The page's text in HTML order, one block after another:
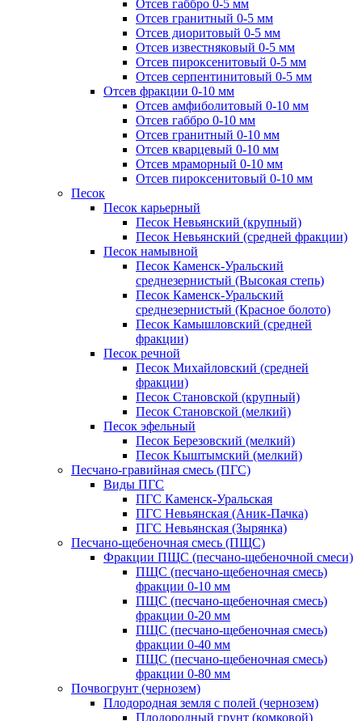
Отсев габбро 0-5 мм
Отсев гранитный 0-5 мм
Отсев диоритовый 0-5 мм
Отсев известняковый 0-5 мм
Отсев пироксенитовый 0-5 мм
Отсев серпентинитовый 0-5 мм
Отсев фракции 0-10 мм
Отсев амфиболитовый 0-10 мм
Отсев габбро 0-10 мм
Отсев гранитный 0-10 мм
Отсев кварцевый 0-10 мм
Отсев мраморный 0-10 мм
Отсев пироксенитовый 0-10 мм
Песок
Песок карьерный
Песок Невьянский (крупный)
Песок Невьянский (средней фракции)
Песок намывной
Песок Каменск-Уральский
среднезернистый (Высокая степь)
Песок Каменск-Уральский
среднезернистый (Красное болото)
Песок Камышловский (средней
фракции)
Песок речной
Песок Михайловский (средней
фракции)
Песок Становской (крупный)
Песок Становской (мелкий)
Песок эфельный
Песок Березовский (мелкий)
Песок Кыштымский (мелкий)
Песчано-гравийная смесь (ПГС)
Виды ПГС
ПГС Каменск-Уральская
ПГС Невьянская (Аник-Пачка)
ПГС Невьянская (Зырянка)
Песчано-щебеночная смесь (ПЩС)
Фракции ПЩС (песчано-щебеночной смеси)
ПЩС (песчано-щебеночная смесь)
фракции 0-10 мм
ПЩС (песчано-щебеночная смесь)
фракции 0-20 мм
ПЩС (песчано-щебеночная смесь)
фракции 0-40 мм
ПЩС (песчано-щебеночная смесь)
фракции 0-80 мм
Почвогрунт (чернозем)
Плодородная земля с полей (чернозем)
Плодородный грунт (комковой)